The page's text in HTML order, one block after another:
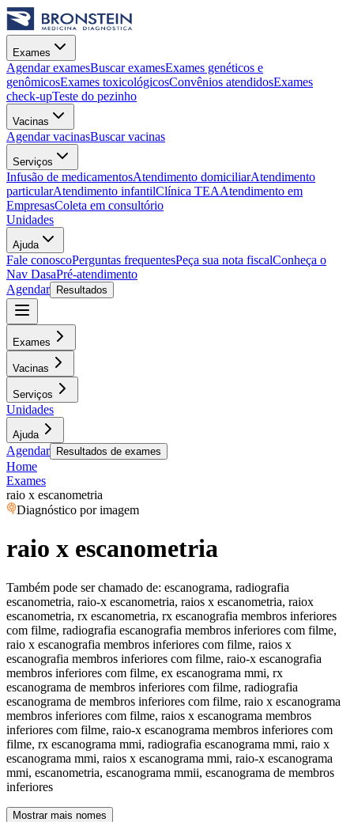
Exames
Agendar examesBuscar examesExames genéticos e
genômicosExames toxicológicosConvênios atendidosExames
check-upTeste do pezinho
Vacinas
Agendar vacinasBuscar vacinas
Serviços
Infusão de medicamentosAtendimento domiciliarAtendimento
particularAtendimento infantilClínica TEAAtendimento em
EmpresasColeta em consultório
Unidades
Ajuda
Fale conoscoPerguntas frequentesPeça sua nota fiscalConheça o
Nav DasaPré-atendimento
Agendar
Resultados
Exames
Vacinas
Serviços
Unidades
Ajuda
Agendar Resultados de exames
Home
Exames
raio x escanometria
Diagnóstico por imagem
raio x escanometria
Também pode ser chamado de: escanograma, radiografia
escanometria, raio-x escanometria, raios x escanometria, raiox
escanometria, rx escanometria, rx escanografia membros inferiores
com filme, radiografia escanografia membros inferiores com filme,
raio x escanografia membros inferiores com filme, raios x
escanografia membros inferiores com filme, raio-x escanografia
membros inferiores com filme, ex escanograma mmi, rx
escanograma de membros inferiores com filme, radiografia
escanograma de membros inferiores com filme, raio x escanograma
membros inferiores com filme, raios x escanograma membros
inferiores com filme, raio-x escanograma membros inferiores com
filme, rx escanograma mmi, radiografia escanograma mmi, raio x
escanograma mmi, raios x escanograma mmi, raio-x escanograma
mmi, escanometria, escanograma mmii, escanograma de membros
inferiores
Mostrar mais nomes